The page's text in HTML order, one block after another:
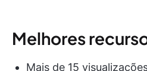
Melhores
Mais de 15